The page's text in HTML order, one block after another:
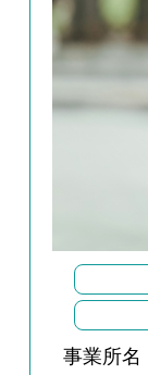
事業所名